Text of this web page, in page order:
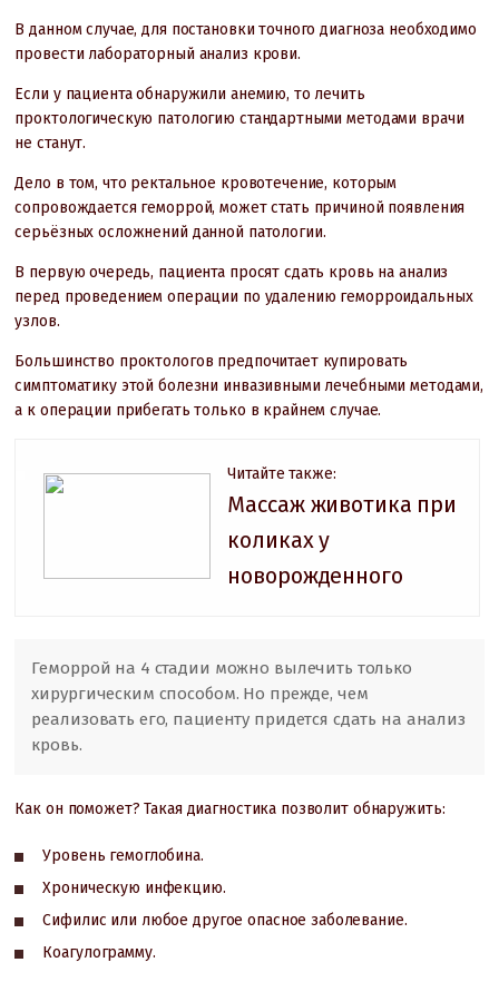
В данном случае, для постановки точного диагноза необходимо
провести лабораторный анализ крови.
Если у пациента обнаружили анемию, то лечить
проктологическую патологию стандартными методами врачи
не станут.
Дело в том, что ректальное кровотечение, которым
сопровождается геморрой, может стать причиной появления
серьёзных осложнений данной патологии.
В первую очередь, пациента просят сдать кровь на анализ
перед проведением операции по удалению геморроидальных
узлов.
Большинство проктологов предпочитает купировать
симптоматику этой болезни инвазивными лечебными методами,
а к операции прибегать только в крайнем случае.
Читайте также:
Массаж животика при
коликах у
новорожденного
Геморрой на 4 стадии можно вылечить только
хирургическим способом. Но прежде, чем
реализовать его, пациенту придется сдать на анализ
кровь.
Как он поможет? Такая диагностика позволит обнаружить:
Уровень гемоглобина.
Хроническую инфекцию.
Сифилис или любое другое опасное заболевание.
Коагулограмму.